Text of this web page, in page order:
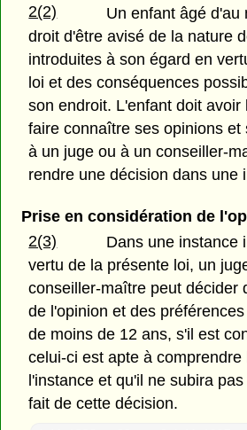
2(2)
Un enfant âgé d'au
droit d'être avisé de la nature
introduites à son égard en
loi et des conséquences
son endroit. L'enfant doit avoir
faire connaître ses opinions et
à un juge ou à un conseiller-
rendre une décision dans une
Prise en considération de
2(3)
Dans une instance
vertu de la présente loi, un
conseiller-maître peut décider
de l'opinion et des
de moins de 12 ans, s'il est
celui-ci est apte à comprendre
l'instance et qu'il ne subira
fait de cette décision.